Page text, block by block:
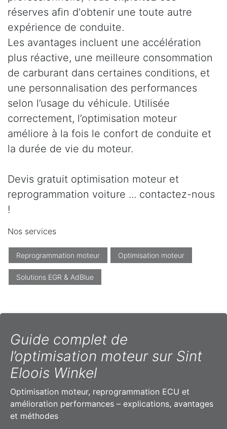
réserves afin d'obtenir une toute autre
expérience de conduite.
Les avantages incluent une accélération
plus réactive, une meilleure consommation
de carburant dans certaines conditions, et
une personnalisation des performances
selon l’usage du véhicule. Utilisée
correctement, l’optimisation moteur
améliore à la fois le confort de conduite et
la durée de vie du moteur.
Devis gratuit optimisation moteur et
reprogrammation voiture ... contactez-nous
!
Nos services
Reprogrammation moteur Optimisation moteur
Solutions EGR & AdBlue
Guide complet de
l’optimisation moteur sur Sint
Eloois Winkel
Optimisation moteur, reprogrammation ECU et
amélioration performances – explications, avantages
et méthodes